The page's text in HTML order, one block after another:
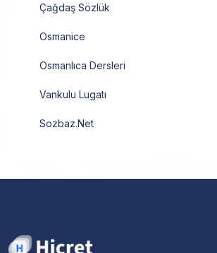
Çağdaş Sözlük
Osmanice
Osmanlıca Dersleri
Vankulu Lugatı
Sozbaz.Net